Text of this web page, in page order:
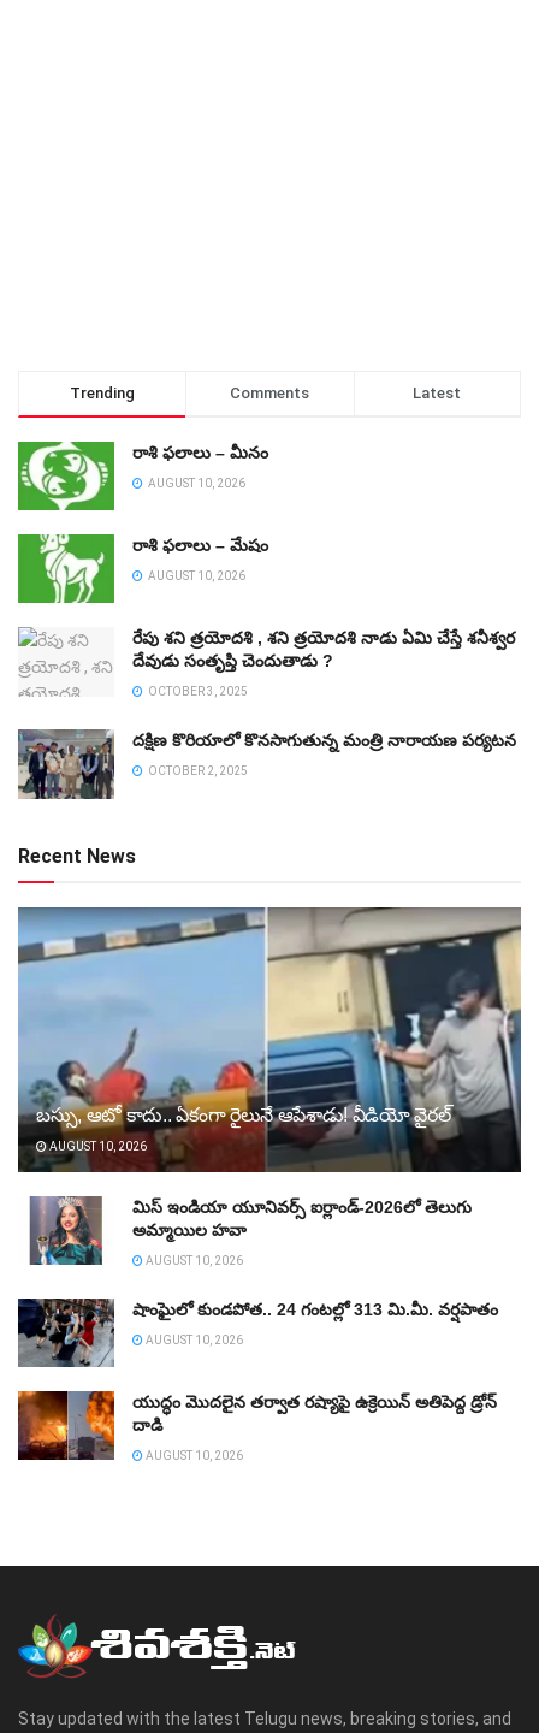
Trending Comments Latest
రాశి ఫలాలు – మీనం
AUGUST 10, 2026
రాశి ఫలాలు – మేషం
AUGUST 10, 2026
రేపు శని త్రయోదశి , శని త్రయోదశి నాడు ఏమి చేస్తే శనీశ్వర
దేవుడు సంతృప్తి చెందుతాడు ?
OCTOBER 3, 2025
దక్షిణ కొరియాలో కొనసాగుతున్న మంత్రి నారాయణ పర్యటన
OCTOBER 2, 2025
Recent News
బస్సు, ఆటో కాదు.. ఏకంగా రైలునే ఆపేశాడు! వీడియో వైరల్‌
AUGUST 10, 2026
మిస్‌ ఇండియా యూనివర్స్‌ ఐర్లాండ్‌-2026లో తెలుగు
అమ్మాయిల హవా
AUGUST 10, 2026
షాంఘైలో కుండపోత.. 24 గంటల్లో 313 మి.మీ. వర్షపాతం
AUGUST 10, 2026
యుద్ధం మొదలైన తర్వాత రష్యాపై ఉక్రెయిన్‌ అతిపెద్ద డ్రోన్‌
దాడి
AUGUST 10, 2026
Stay updated with the latest Telugu news, breaking stories, and